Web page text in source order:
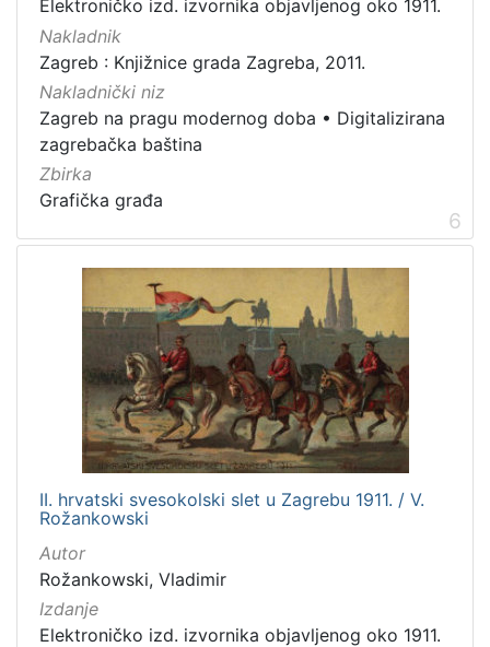
Elektroničko izd. izvornika objavljenog oko 1911.
Nakladnik
Zagreb : Knjižnice grada Zagreba, 2011.
Nakladnički niz
Zagreb na pragu modernog doba • Digitalizirana
zagrebačka baština
Zbirka
Grafička građa
6
II. hrvatski svesokolski slet u Zagrebu 1911. / V.
Rožankowski
Autor
Rožankowski, Vladimir
Izdanje
Elektroničko izd. izvornika objavljenog oko 1911.